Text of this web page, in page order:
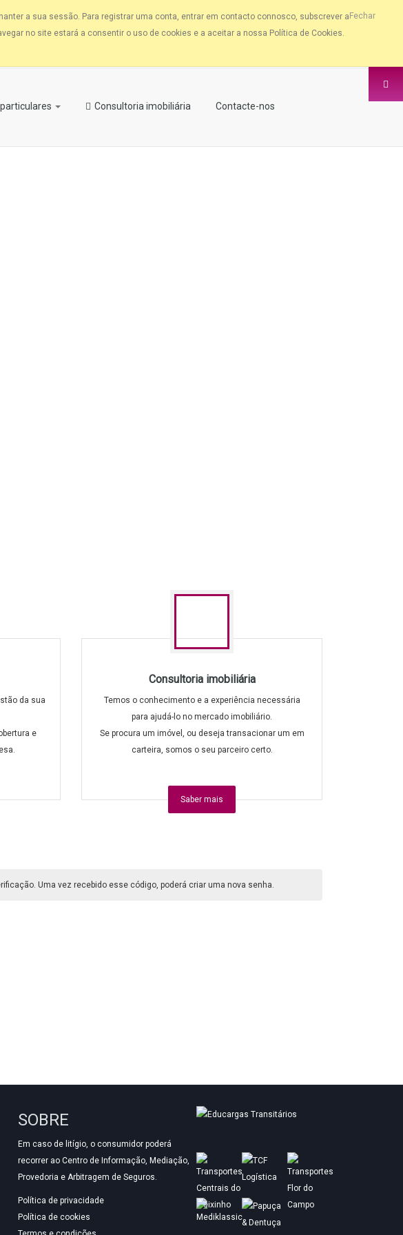
Fechar
a sua sessão. Para registrar uma conta, entrar em contacto connosco, subscrever a
no site estará a consentir o uso de cookies e a aceitar a nossa Política de Cookies.
Consultoria imobiliária Contacte-nos
da sua
e
Consultoria imobiliária
Temos o conhecimento e a experiência necessária
para ajudá-lo no mercado imobiliário.
Se procura um imóvel, ou deseja transacionar um em
carteira, somos o seu parceiro certo.
Saber mais
Uma vez recebido esse código, poderá criar uma nova senha.
SOBRE
Em caso de litígio, o consumidor poderá
recorrer ao Centro de Informação, Mediação,
Provedoria e Arbitragem de Seguros.
Política de privacidade
Política de cookies